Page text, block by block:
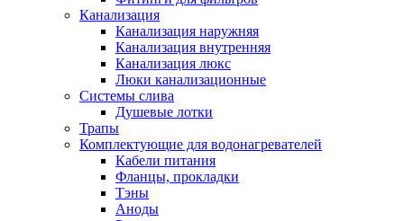
Сервис-центр
Адреса Сервис-центров
Условия возврата товара
Канализация
Канализация наружняя
Канализация внутренняя
Канализация люкс
Люки канализационные
Системы слива
Душевые лотки
Трапы
Комплектующие для водонагревателей
Кабели питания
Фланцы, прокладки
Тэны
Аноды